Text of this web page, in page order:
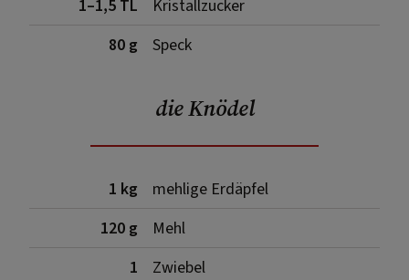
1–1,5 TL
Kristallzucker
80 g
Speck
die Knödel
1 kg
mehlige Erdäpfel
120 g
Mehl
1
Zwiebel